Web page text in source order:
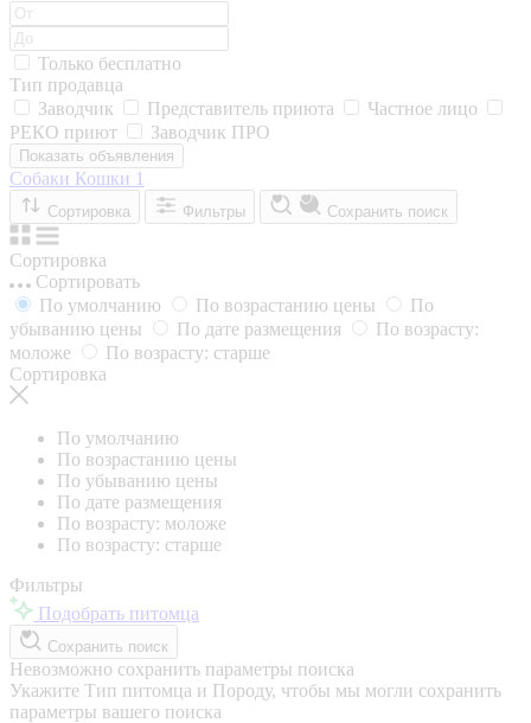
Только бесплатно
Тип продавца
Заводчик
Представитель приюта
Частное лицо
РЕКО приют
Заводчик ПРО
Показать объявления
Собаки Кошки 1
Сортировка Фильтры Сохранить поиск
Сортировка
Сортировать
По умолчанию
По возрастанию цены
По
убыванию цены
По дате размещения
По возрасту:
моложе
По возрасту: старше
Сортировка
По умолчанию
По возрастанию цены
По убыванию цены
По дате размещения
По возрасту: моложе
По возрасту: старше
Фильтры
Подобрать питомца
Сохранить поиск
Невозможно сохранить параметры поиска
Укажите Тип питомца и Породу, чтобы мы могли сохранить
параметры вашего поиска